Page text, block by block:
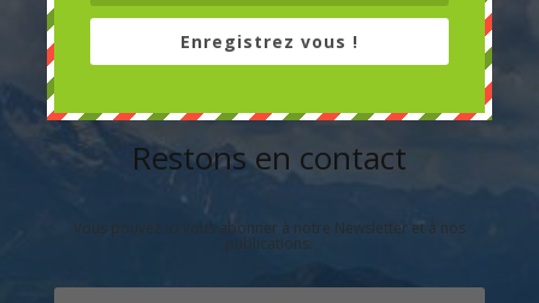
Restons en contact
Vous pouvez ici vous abonner à notre Newsletter et à nos
publications.
Enregistrez vous !